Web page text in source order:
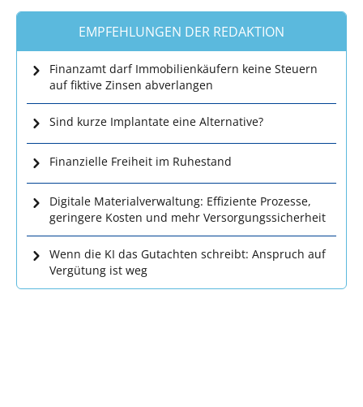
EMPFEHLUNGEN DER REDAKTION
Finanzamt darf Immobilienkäufern keine Steuern
auf fiktive Zinsen abverlangen
Sind kurze Implantate eine Alternative?
Finanzielle Freiheit im Ruhestand
Digitale Materialverwaltung: Effiziente Prozesse,
geringere Kosten und mehr Versorgungssicherheit
Wenn die KI das Gutachten schreibt: Anspruch auf
Vergütung ist weg